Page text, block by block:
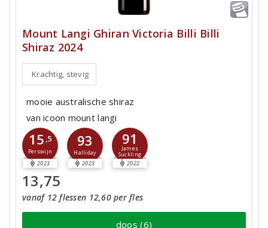
Mount Langi Ghiran Victoria Billi Billi
Shiraz 2024
Krachtig, stevig
mooie australische shiraz
van icoon mount langi
15 ,5
Perswijn
2023
93
Halliday
2023
91
James
Suckling
2022
13,75
vanaf 12 flessen 12,60 per fles
doos (6)